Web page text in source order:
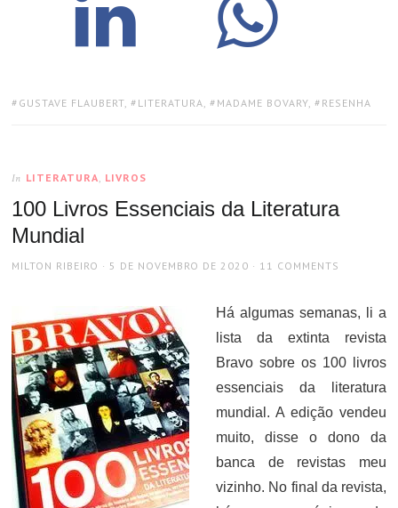
TAGS:
GUSTAVE FLAUBERT, LITERATURA, MADAME BOVARY, RESENHA
In LITERATURA, LIVROS
100 Livros Essenciais da Literatura
Mundial
AUTHOR
MILTON RIBEIRO
POSTED
5 DE NOVEMBRO DE 2020 11 COMMENTS
Há algumas semanas, li a
lista da extinta revista
Bravo sobre os 100 livros
essenciais da literatura
mundial. A edição vendeu
muito, disse o dono da
banca de revistas meu
vizinho. No final da revista,